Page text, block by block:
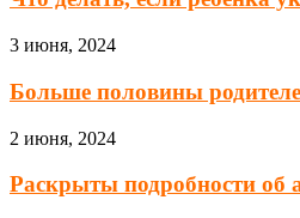
3 июня, 2024
Больше половины
2 июня, 2024
Раскрыты подробности об